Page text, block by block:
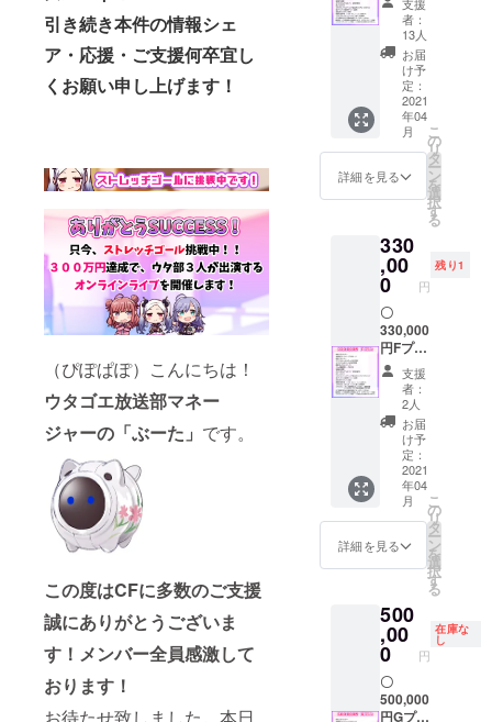
引き続き本件の情報シェ
ア・応援・ご支援何卒宜し
くお願い申し上げます！
（ぴぽぱぽ）こんにちは！
ウタゴエ放送部マネー
ジャーの「ぶーた」 です。
この度はCFに多数のご支援
誠にありがとうございま
す！メンバー全員感激して
おります！
名の
他、ご
希望名
でも問
題ござ
いませ
ん。公
序良俗
に反す
る単語
名前を
入れる
ことが
できな
い場合
がござ
いま
す。
ことが
できな
い場合
がござ
いま
す。 ・
限定ス
テッ
カー ・
アクリ
先行配
布 ・オ
リジナ
ル缶
バッジ
の先行
配布 ・
限定ボ
イス
メッ
セージ
配布 ・
３人の
曲感想
トーク
ボイス
※トーク
ボイス
作する3
曲が対
象とな
りま
す。 ・
完成CD
の先行
配布 ・
限定ボ
イス
メッ
セージ
配布 ・
３人の
曲感想
トーク
ボイス
※トーク
の話題
は、本
CFで制
作する3
曲が対
象とな
りま
す。 ・
完成CD
現物 ・
オリジ
ナルタ
ペスト
リーの
先行配
布 ※イ
ラスト
レー
ターは
選考中
スドラ
マ ・ク
ラウド
ファン
ディン
グ限定
オリジ
定ビデ
オレ
ター ・
支援者
クレ
ジット
入りの
カード
の配布
・限定
ステッ
カー ・
ルキー
ホル
ダーの
先行配
布 ・オ
リジナ
ル缶
バッジ
の先行
配布 ・
限定ボ
イス
メッ
セージ
配布 ・
３人の
曲感想
トーク
ボイス
※トーク
の話題
は、本
CFで制
作する3
曲が対
象とな
りま
者：
13人
お届
け予
定：
2021
年04
月
詳細を見る
こ
の
リ
タ
ー
ン
を
選
択
す
る
330
,00
0 円
残り1
〇
330,000
円Fプラ
ン ・限
定ビデ
オレ
ター ・
支援者
クレ
ジット
入りの
カード
の配布
・限定
ステッ
カー ・
ルキー
ホル
ダーの
先行配
布 ・オ
リジナ
ル缶
支援
者：
2人
お届
け予
定：
2021
年04
月
詳細を見る
こ
の
リ
タ
ー
ン
を
選
択
す
る
500
,00
0 円
在庫な
し
〇
500,000
円Gプラ